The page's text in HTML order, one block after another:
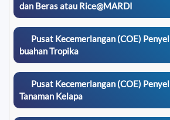
dan Beras atau Rice@MARDI
Pusat Kecemerlangan (COE)
buahan Tropika
Pusat Kecemerlangan (COE)
Tanaman Kelapa